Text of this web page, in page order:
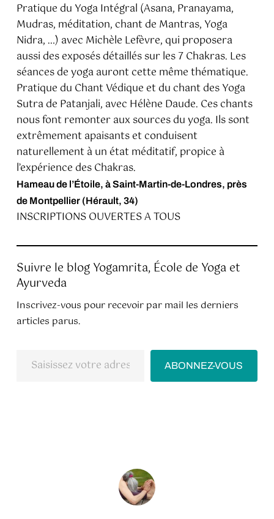
Pratique du Yoga Intégral (Asana, Pranayama,
Mudras, méditation, chant de Mantras, Yoga
Nidra, …) avec Michèle Lefèvre, qui proposera
aussi des exposés détaillés sur les 7 Chakras. Les
séances de yoga auront cette même thématique.
Pratique du Chant Védique et du chant des Yoga
Sutra de Patanjali, avec Hélène Daude. Ces chants
nous font remonter aux sources du yoga. Ils sont
extrêmement apaisants et conduisent
naturellement à un état méditatif, propice à
l’expérience des Chakras.
Hameau de l’Étoile, à Saint-Martin-de-Londres, près
de Montpellier (Hérault, 34)
INSCRIPTIONS OUVERTES A TOUS
Suivre le blog Yogamrita, École de Yoga et
Ayurveda
Inscrivez-vous pour recevoir par mail les derniers
articles parus.
Saisissez
votre
ABONNEZ-VOUS